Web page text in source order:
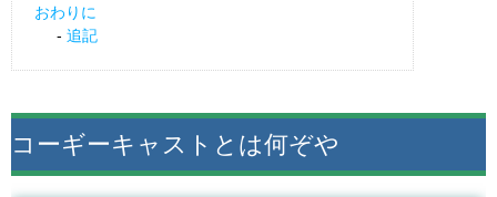
おわりに
追記
コーギーキャストとは何ぞや